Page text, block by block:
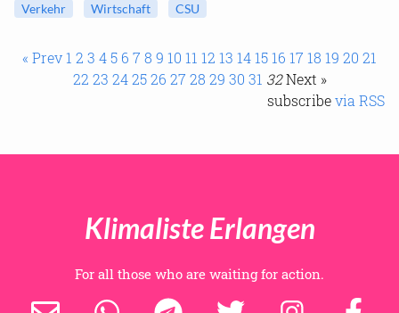
Verkehr Wirtschaft CSU
« Prev1 2 3 45 6 7 8 9 10 11 12 13 141516 17 18 19 20 21
22 23 24 25 26 27 28 29 30 31 32 Next »
subscribevia RSS
Klimaliste Erlangen
For all those who are waiting for action.